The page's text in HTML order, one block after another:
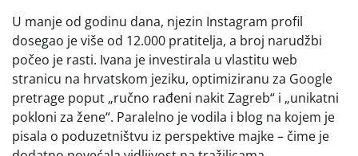
U manje od godinu dana, njezin Instagram profil
dosegao je više od 12.000 pratitelja, a broj narudžbi
počeo je rasti. Ivana je investirala u vlastitu web
stranicu na hrvatskom jeziku, optimiziranu za Google
pretrage poput „ručno rađeni nakit Zagreb“ i „unikatni
pokloni za žene“. Paralelno je vodila i blog na kojem je
pisala o poduzetništvu iz perspektive majke – čime je